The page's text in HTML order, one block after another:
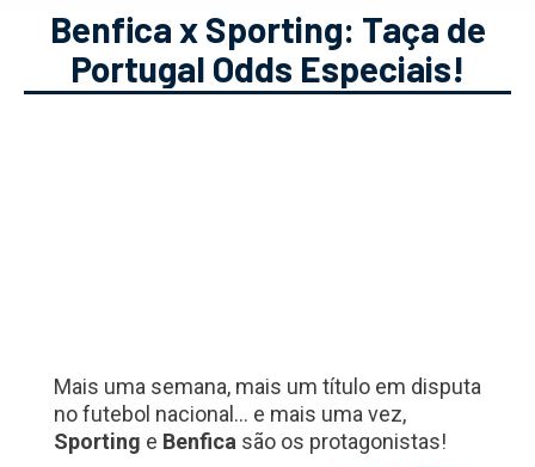
Benfica x Sporting: Taça de
Portugal Odds Especiais!
Mais uma semana, mais um título em disputa
no futebol nacional… e mais uma vez,
Sporting e Benfica são os protagonistas!